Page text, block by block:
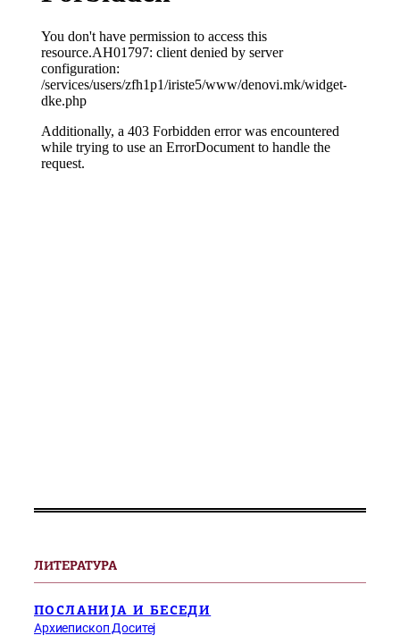
ЛИТЕРАТУРА
ПОСЛАНИЈА И БЕСЕДИ
Архиепископ Доситеј